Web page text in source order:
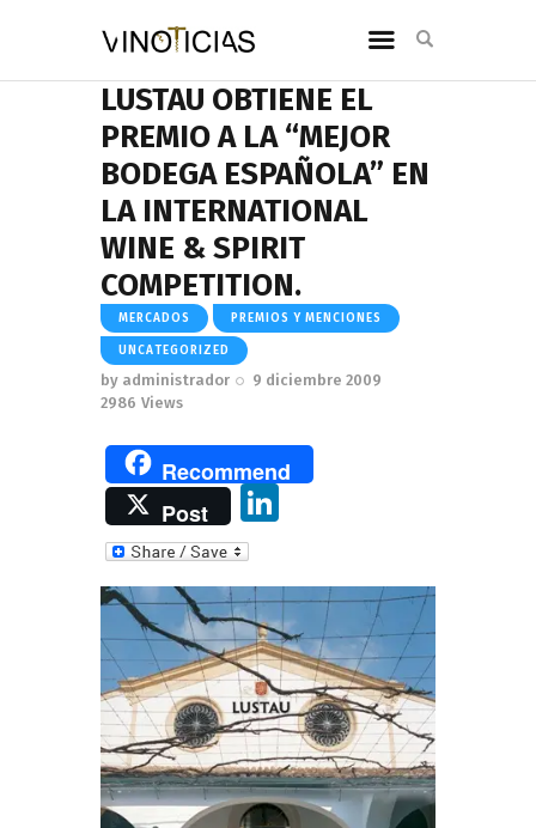
LUSTAU OBTIENE EL
PREMIO A LA “MEJOR
BODEGA ESPAÑOLA” EN
LA INTERNATIONAL
WINE & SPIRIT
COMPETITION.
MERCADOS PREMIOS Y MENCIONES
UNCATEGORIZED
by administrador
9 diciembre 2009
2986 Views
Recommend
Post
k
e
dI
n